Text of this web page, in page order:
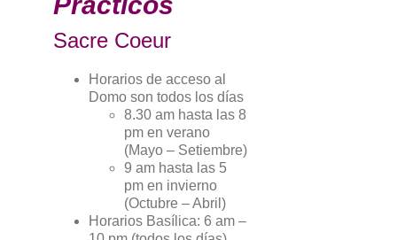
Sacre Coeur
Horarios de acceso al
Domo son todos los días
8.30 am hasta las 8
pm en verano
(Mayo – Setiembre)
9 am hasta las 5
pm en invierno
(Octubre – Abril)
Horarios Basílica: 6 am –